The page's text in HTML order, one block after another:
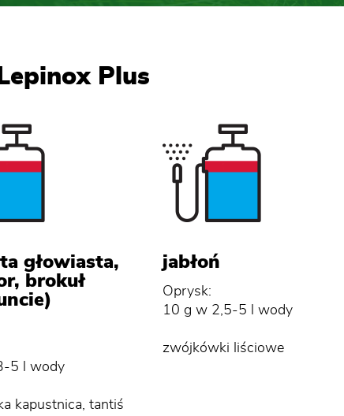
Plus
głowiasta,
brokuł
5 l wody
kapustnica, tantiś
jabłoń
Oprysk:
10 g w 2,5-5 l wody
zwójkówki liściowe